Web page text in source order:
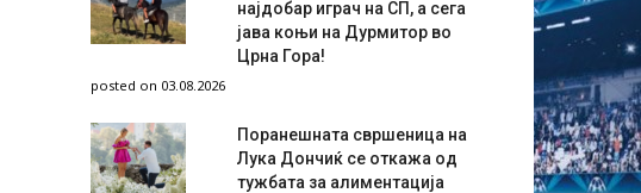
најдобар играч на СП, а сега
јава коњи на Дурмитор во
Црна Гора!
posted on 03.08.2026
Поранешната свршеница на
Лука Дончиќ се откажа од
тужбата за алиментација